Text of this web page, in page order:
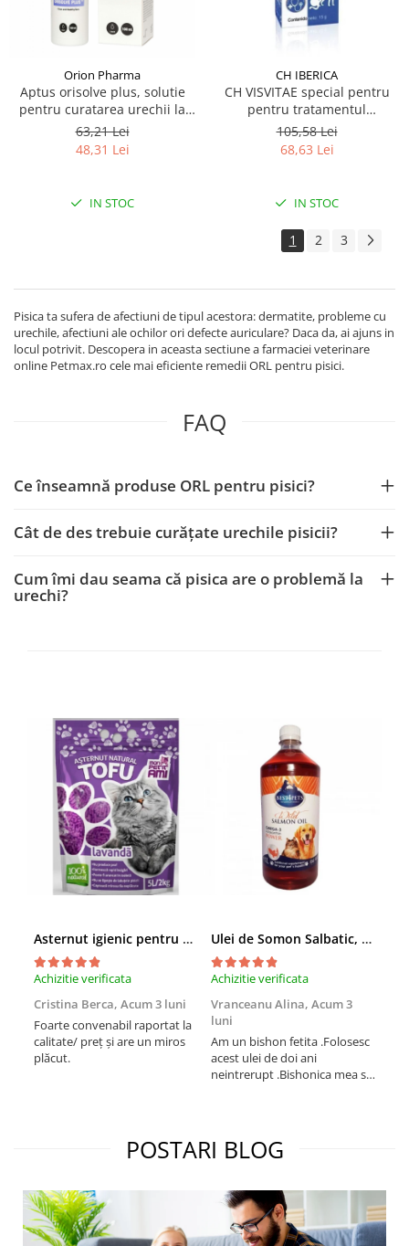
Orion Pharma
Aptus orisolve plus, solutie
pentru curatarea urechii la
caini si pisici, 100ml
63,21 Lei
48,31 Lei
IN STOC
CH IBERICA
CH VISVITAE special pentru
pentru tratamentul
keratoconjunctivitei Sicca și
ulcerelor corneene 15 G
105,58 Lei
68,63 Lei
IN STOC
1 2 3
Pisica ta sufera de afectiuni de tipul acestora: dermatite, probleme cu
urechile, afectiuni ale ochilor ori defecte auriculare? Daca da, ai ajuns in
locul potrivit. Descopera in aceasta sectiune a farmaciei veterinare
online Petmax.ro cele mai eficiente remedii ORL pentru pisici.
FAQ
Ce înseamnă produse ORL pentru pisici?
Cât de des trebuie curățate urechile pisicii?
Cum îmi dau seama că pisica are o problemă la
urechi?
Asternut igienic pentru pisici Tofu Lavanda, Mon Petit 5 l
Achizitie verificata
Cristina Berca, Acum 3 luni
Foarte convenabil raportat la
calitate/ preț și are un miros
plăcut.
Ulei de Somon Salbatic, câini și pisici, piele si blană, BEST4PETS, 1l
Achizitie verificata
Vranceanu Alina, Acum 3
luni
Am un bishon fetita .Folosesc
acest ulei de doi ani
neintrerupt .Bishonica mea se
treia comanda recomand cu
mult drag !
POSTARI BLOG